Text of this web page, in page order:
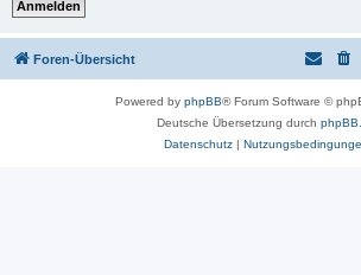
Foren-Übersicht
Powered by phpBB® Forum Software ©
Deutsche Übersetzung durch
Datenschutz|